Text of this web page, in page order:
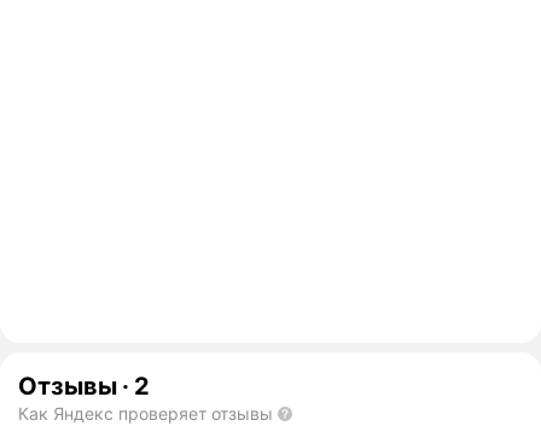
Отзывы · 2
Как Яндекс проверяет отзывы